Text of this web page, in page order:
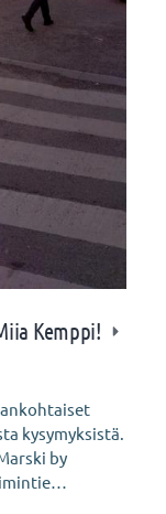
Kemppi!
kysymyksistä.
by